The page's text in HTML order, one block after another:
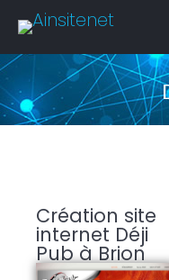
Création site
internet Déji
Pub à Brion